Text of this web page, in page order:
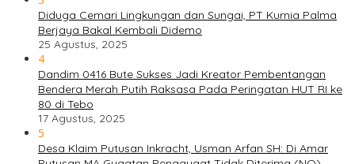
Diduga Cemari Lingkungan dan Sungai, PT Kurnia Palma
Berjaya Bakal Kembali Didemo
25 Agustus, 2025
4
Dandim 0416 Bute Sukses Jadi Kreator Pembentangan
Bendera Merah Putih Raksasa Pada Peringatan HUT RI ke
80 di Tebo
17 Agustus, 2025
5
Desa Klaim Putusan Inkracht, Usman Arfan SH: Di Amar